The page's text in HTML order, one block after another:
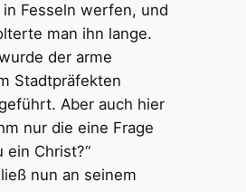
in Fesseln werfen, und
man ihn lange.
der arme
Stadtpräfekten
Aber auch hier
nur die eine Frage
ein Christ?“
nun an seinem